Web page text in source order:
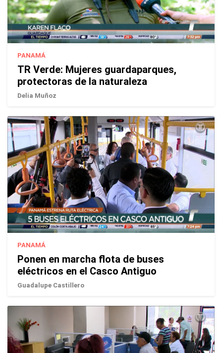
PANAMÁ
TR Verde: Mujeres guardaparques,
protectoras de la naturaleza
Delia Muñoz
PANAMÁ
Ponen en marcha flota de buses
eléctricos en el Casco Antiguo
Guadalupe Castillero